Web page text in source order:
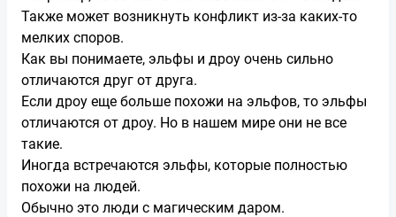
Также может возникнуть конфликт из-за каких-то
мелких споров.
Как вы понимаете, эльфы и дроу очень сильно
отличаются друг от друга.
Если дроу еще больше похожи на эльфов, то эльфы
отличаются от дроу. Но в нашем мире они не все
такие.
Иногда встречаются эльфы, которые полностью
похожи на людей.
Обычно это люди с магическим даром.